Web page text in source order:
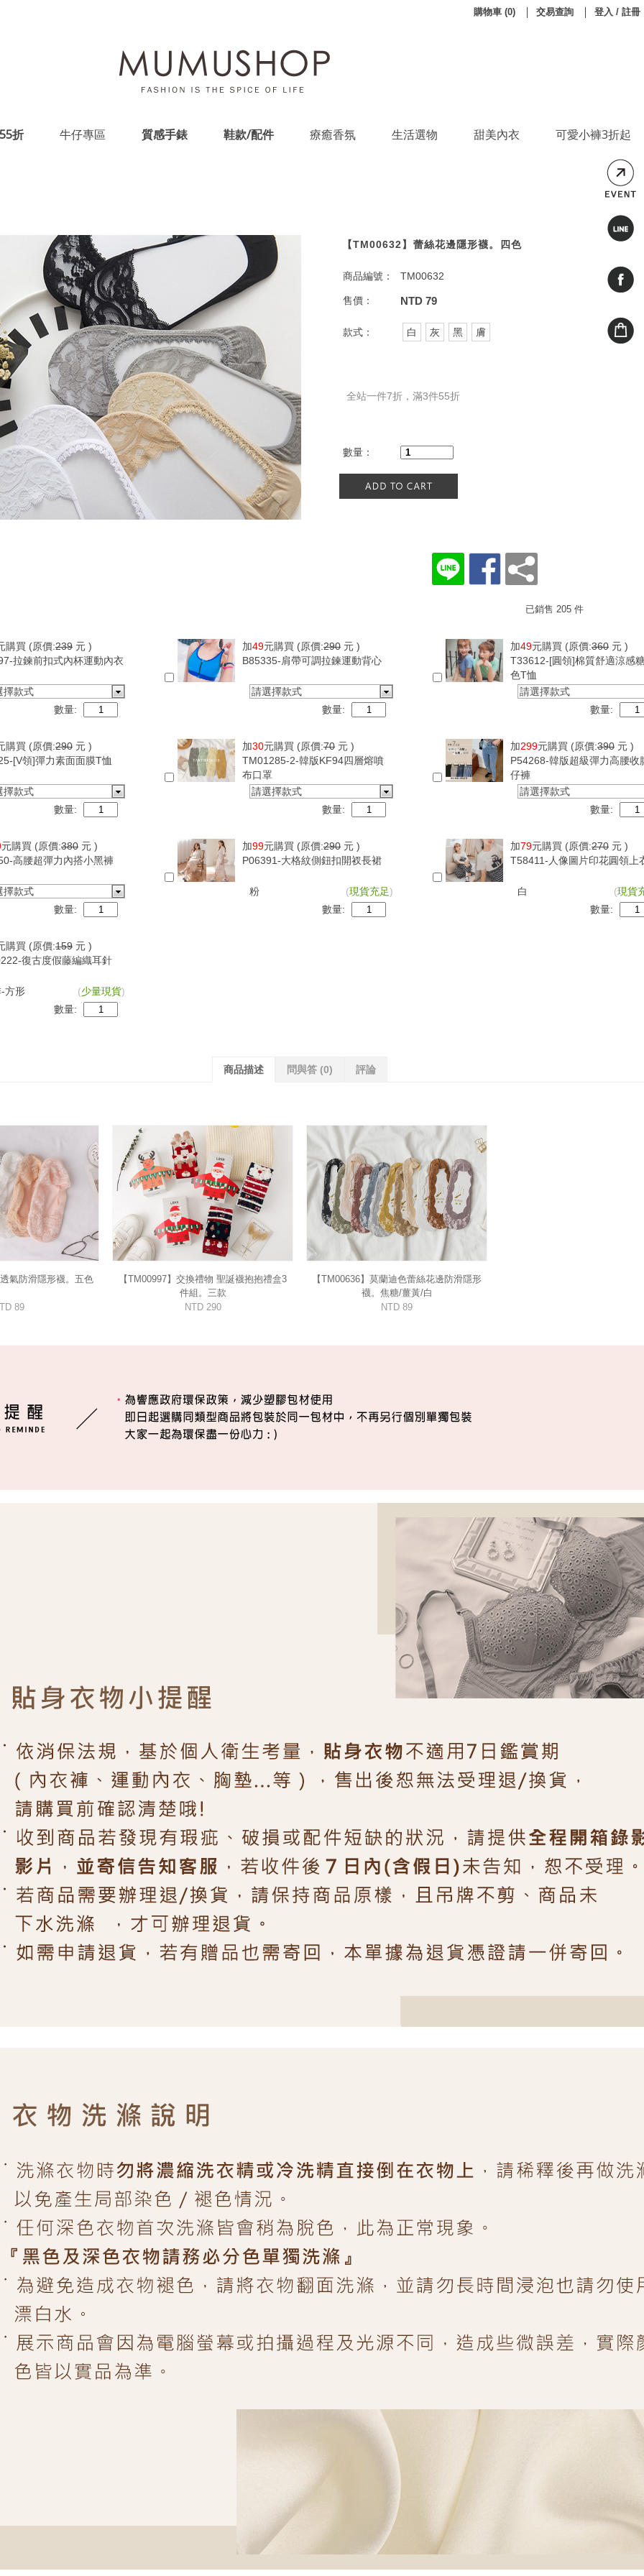
折 牛仔專區 質感手錶 鞋款/配件 療癒香氛 生活選物 甜美內衣 可愛小褲3折起
購物車 (0) 交易查詢 登入 / 註冊
【TM00632】蕾絲花邊隱形襪。四色
商品編號： TM00632
售價： NTD 79
款式： 白 灰 黑 膚
全站一件7折，滿3件55折
數量：
已銷售 205 件
購買 (原價:239 元 )
拉鍊前扣式內杯運動內衣
擇款式
數量:
加49元購買 (原價:290 元 )
B85335-肩帶可調拉鍊運動背心
請選擇款式
數量:
加49元購買 (原價:360 元 )
T33612-[圓領]棉質舒適涼感
色T恤
請選擇款式
數量:
購買 (原價:290 元 )
[V領]彈力素面面膜T恤
擇款式
數量:
加30元購買 (原價:70 元 )
TM01285-2-韓版KF94四層熔噴
布口罩
請選擇款式
數量:
加299元購買 (原價:390 元 )
P54268-韓版超級彈力高腰收
仔褲
請選擇款式
數量:
元購買 (原價:380 元 )
高腰超彈力內搭小黑褲
擇款式
數量:
加99元購買 (原價:290 元 )
P06391-大格紋側鈕扣開衩長裙
粉 (現貨充足)
數量:
加79元購買 (原價:270 元 )
T58411-人像圖片印花圓領上
白 (現貨
數量:
購買 (原價:159 元 )
復古度假藤編織耳針
方形 (少量現貨)
數量:
商品描述 問與答 (0) 評論